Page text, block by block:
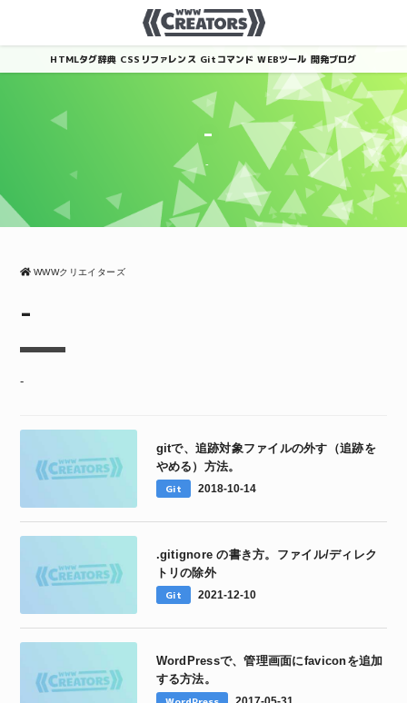
HTMLタグ辞典 CSSリファレンス Gitコマンド WEBツール 開発ブログ
-
-
WWWクリエイターズ
-
-
gitで、追跡対象ファイルの外す（追跡を
やめる）方法。
Git 2018-10-14
.gitignore の書き方。ファイル/ディレク
トリの除外
Git 2021-12-10
WordPressで、管理画面にfaviconを追加
する方法。